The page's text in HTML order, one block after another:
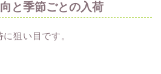
と季節ごとの入荷
狙い目です。